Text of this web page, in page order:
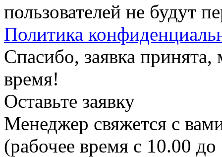
пользователей не будут
Политика
Спасибо, заявка
время!
Оставьте заявку
Менеджер свяжется с
(рабочее время с 10.00